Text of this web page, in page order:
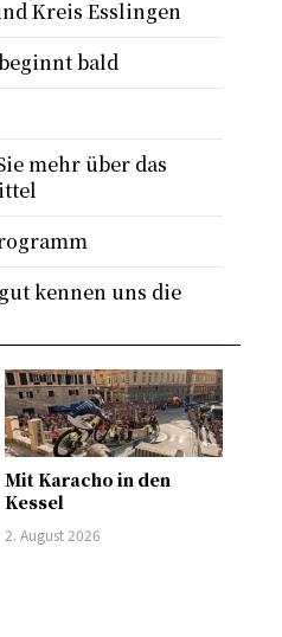
Mit Karacho in den
Kessel
2. August 2026
Kreis Esslingen
bald
mehr über das
kennen uns die